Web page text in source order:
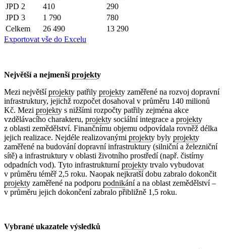
JPD 2
410
290
JPD 3
1 790
780
Celkem
26 490
13 290
Exportovat vše do Excelu
Největší a nejmenšíprojekty
Mezi největšíprojekty patřily projekty zaměřené na rozvoj dopravní
infrastruktury, jejichž rozpočet dosahoval v průměru 140 milionů
Kč. Mezi projekty s nižšími rozpočty patřily zejména akce
vzdělávacího charakteru, projekty sociální integrace a projekty
z oblasti zemědělství. Finančnímu objemu odpovídala rovněž délka
jejich realizace. Nejdéle realizovanými projekty byly projekty
zaměřené na budování dopravní infrastruktury (silniční a železniční
sítě) a infrastruktury v oblasti životního prostředí (např. čistírny
odpadních vod). Tyto infrastrukturníprojekty trvalo vybudovat
v průměru téměř 2,5 roku. Naopak nejkratší dobu zabralo dokončit
projekty zaměřené na podporu podnikání a na oblast zemědělství –
v průměru jejich dokončení zabralo přibližně 1,5 roku.
Vybrané ukazatele výsledků